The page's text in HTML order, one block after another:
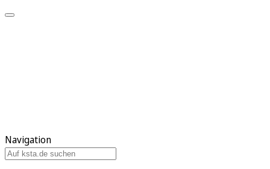
Navigation